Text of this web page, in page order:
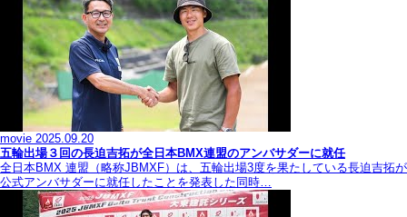
movie 2025.09.20
五輪出場３回の長迫吉拓が全日本BMX連盟のアンバサダーに就任
全日本BMX 連盟（略称JBMXF）は、五輪出場3度を果たしている長迫吉拓が
公式アンバサダーに就任したことを発表した同時…